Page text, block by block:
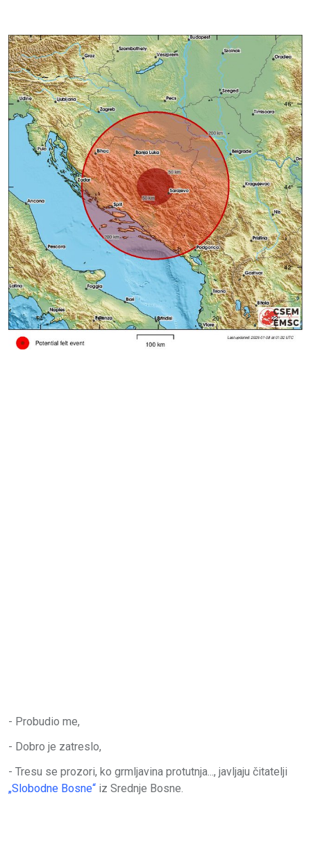
- Probudio me,
- Dobro je zatreslo,
- Tresu se prozori, ko grmljavina protutnja..., javljaju čitatelji
„Slobodne Bosne“ iz Srednje Bosne.